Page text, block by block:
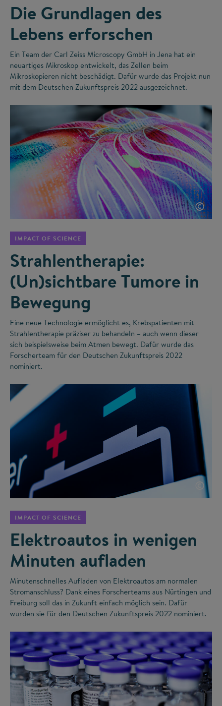
Die Grundlagen des
Lebens erforschen
Ein Team der Carl Zeiss Microscopy GmbH in Jena hat ein
neuartiges Mikroskop entwickelt, das Zellen beim
Mikroskopieren nicht beschädigt. Dafür wurde das Projekt nun
mit dem Deutschen Zukunftspreis 2022 ausgezeichnet.
©
IMPACT OF SCIENCE
Strahlentherapie:
(Un)sichtbare Tumore in
Bewegung
Eine neue Technologie ermöglicht es, Krebspatienten mit
Strahlentherapie präziser zu behandeln – auch wenn dieser
sich beispielsweise beim Atmen bewegt. Dafür wurde das
Forscherteam für den Deutschen Zukunftspreis 2022
nominiert.
©
IMPACT OF SCIENCE
Elektroautos in wenigen
Minuten aufladen
Minutenschnelles Aufladen von Elektroautos am normalen
Stromanschluss? Dank eines Forscherteams aus Nürtingen und
Freiburg soll das in Zukunft einfach möglich sein. Dafür
wurden sie für den Deutschen Zukunftspreis 2022 nominiert.